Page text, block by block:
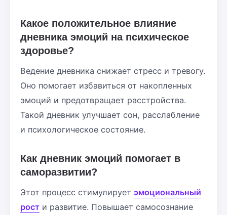
Какое положительное влияние
дневника эмоций на психическое
здоровье?
Ведение дневника снижает стресс и тревогу.
Оно помогает избавиться от накопленных
эмоций и предотвращает расстройства.
Такой дневник улучшает сон, расслабление
и психологическое состояние.
Как дневник эмоций помогает в
саморазвитии?
Этот процесс стимулирует эмоциональный
рост и развитие. Повышает самосознание